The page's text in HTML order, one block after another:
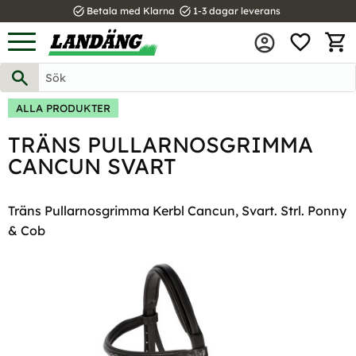
Meny
task_alt Betala med Klarna task_alt 1-3 dagar leverans
ALLA PRODUKTER
TRÄNS PULLARNOSGRIMMA
CANCUN SVART
Träns Pullarnosgrimma Kerbl Cancun, Svart. Strl. Ponny
& Cob